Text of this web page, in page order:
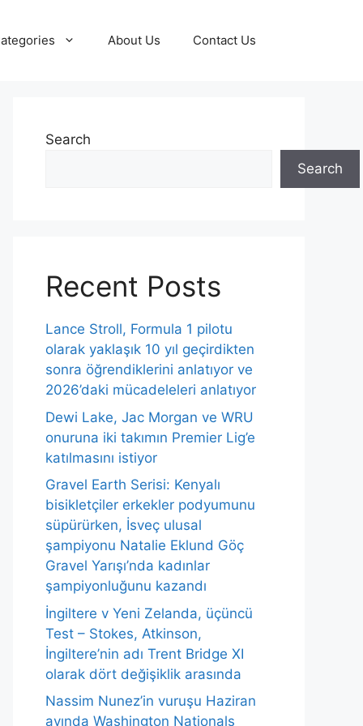
About Us Contact Us
Search
Search
Recent Posts
Lance Stroll, Formula 1 pilotu
olarak yaklaşık 10 yıl geçirdikten
sonra öğrendiklerini anlatıyor ve
2026’daki mücadeleleri anlatıyor
Dewi Lake, Jac Morgan ve WRU
onuruna iki takımın Premier Lig’e
katılmasını istiyor
Gravel Earth Serisi: Kenyalı
bisikletçiler erkekler podyumunu
süpürürken, İsveç ulusal
şampiyonu Natalie Eklund Göç
Gravel Yarışı’nda kadınlar
şampiyonluğunu kazandı
İngiltere v Yeni Zelanda, üçüncü
Test – Stokes, Atkinson,
İngiltere’nin adı Trent Bridge XI
olarak dört değişiklik arasında
Nassim Nunez’in vuruşu Haziran
ayında Washington Nationals